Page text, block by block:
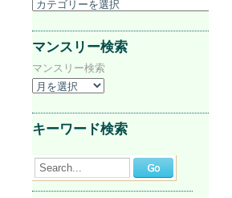
マンスリー検索
マンスリー検索
キーワード検索
Search...